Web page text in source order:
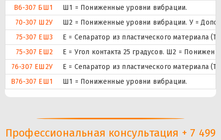
В6-307 БШ1
Ш1 = Пониженные уровни вибрации.
70-307 Ш2У
Ш2 = Пониженные уровни вибрации. У =
75-307 ЕШ3
Е = Сепаратор из пластического материала
75-307 ЕШ2
E = Угол контакта 25 градусов. Ш2 =
76-307 ЕШ2У
Е = Сепаратор из пластического материала
В76-307 ЕШ1
Ш1 = Пониженные уровни вибрации.
Профессиональная консультация + 7 499